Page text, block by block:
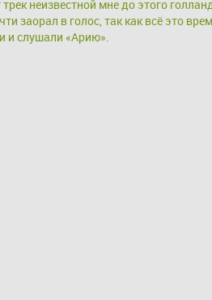
заорал в голос, так как всё это
и слушали «Арию».